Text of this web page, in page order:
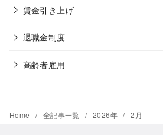
賃金引き上げ
退職金制度
高齢者雇用
Home 全記事一覧 2026年 2月